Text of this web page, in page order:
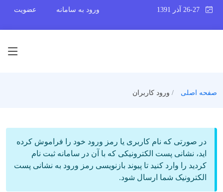
ورود به سامانه عضویت
صفحه اصلی ورود کاربران
در صورتی که نام کاربری یا رمز ورود خود را فراموش کرده
اید، نشانی پست الکترونیکی که با آن در سامانه ثبت نام
کردید را وارد کنید تا پیوند بازنویسی رمز ورود به نشانی پست
الکترونیک شما ارسال شود.